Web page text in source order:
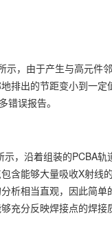
示，由于产生与高元件
排出的节距变小到一
错误报告。
，沿着组装的PCBA
含能够大量吸收X射
析相当直观，因此简
充分反映焊接点的焊